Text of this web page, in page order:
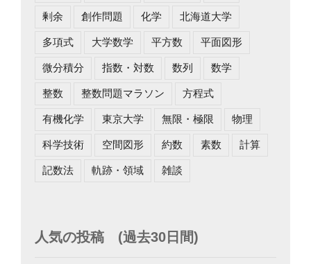
剰余 創作問題 化学 北海道大学
多項式 大学数学 平方数 平面図形
微分積分 指数・対数 数列 数学
整数 整数問題マラソン 方程式
有機化学 東京大学 無限・極限 物理
科学技術 空間図形 約数 素数 計算
記数法 軌跡・領域 雑談
人気の投稿 (過去30日間)